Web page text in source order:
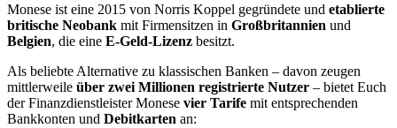
Monese ist eine 2015 von Norris Koppel gegründete und etablierte
britische Neobank mit Firmensitzen in Großbritannien und
Belgien, die eine E-Geld-Lizenz besitzt.
Als beliebte Alternative zu klassischen Banken – davon zeugen
mittlerweile über zwei Millionen registrierte Nutzer – bietet Euch
der Finanzdienstleister Monese vier Tarife mit entsprechenden
Bankkonten und Debitkarten an: